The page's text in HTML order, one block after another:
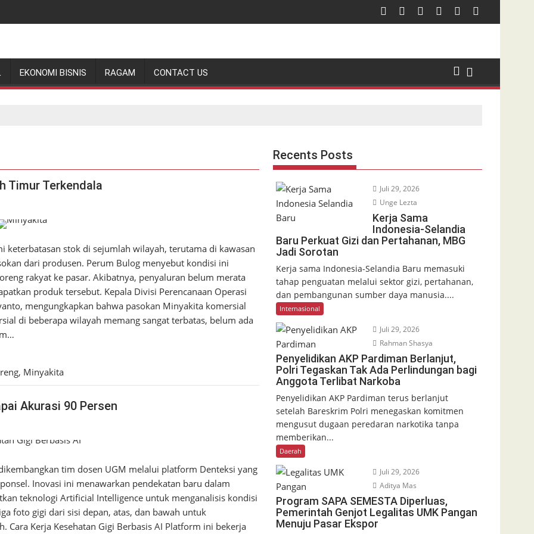
EKONOMI BISNIS RAGAM CONTACT US
Timur Terkendala
keterbatasan stok di sejumlah wilayah, terutama di kawasan
dari produsen. Perum Bulog menyebut kondisi ini
rakyat ke pasar. Akibatnya, penyaluran belum merata
produk tersebut. Kepala Divisi Perencanaan Operasi
mengungkapkan bahwa pasokan Minyakita komersial
di beberapa wilayah memang sangat terbatas, belum ada
, Minyakita
Akurasi 90 Persen
tim dosen UGM melalui platform Denteksi yang
Inovasi ini menawarkan pendekatan baru dalam
teknologi Artificial Intelligence untuk menganalisis kondisi
foto gigi dari sisi depan, atas, dan bawah untuk
Cara Kerja Kesehatan Gigi Berbasis AI Platform ini bekerja
Recents Posts
Juli 29, 2026
Unge Lezta
Kerja Sama
Indonesia-Selandia
Baru Perkuat Gizi dan Pertahanan, MBG
Jadi Sorotan
Kerja sama Indonesia-Selandia Baru memasuki
tahap penguatan melalui sektor gizi, pertahanan,
dan pembangunan sumber daya manusia....
Internasional
Juli 29, 2026
Rahman Shasya
Penyelidikan AKP Pardiman Berlanjut,
Polri Tegaskan Tak Ada Perlindungan bagi
Anggota Terlibat Narkoba
Penyelidikan AKP Pardiman terus berlanjut
setelah Bareskrim Polri menegaskan komitmen
mengusut dugaan peredaran narkotika tanpa
memberikan...
Daerah
Juli 29, 2026
Aditya Mas
Program SAPA SEMESTA Diperluas,
Pemerintah Genjot Legalitas UMK Pangan
Menuju Pasar Ekspor